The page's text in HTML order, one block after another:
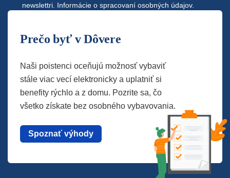
newslettri. Informácie o spracovaní osobných údajov.
Prečo byť v Dôvere
Naši poistenci oceňujú možnosť vybaviť
stále viac vecí elektronicky a uplatniť si
benefity rýchlo a z domu. Pozrite sa, čo
všetko získate bez osobného vybavovania.
Spoznať výhody